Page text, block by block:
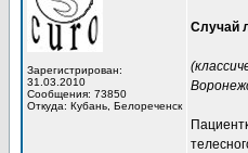
Зарегистрирован:
31.03.2010
Сообщения: 73850
Откуда: Кубань, Белореченск
Случай